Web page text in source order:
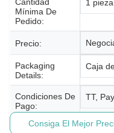
Mínima De
Pedido:
1 pieza
Precio:
Packaging
Details:
Caja
Condiciones De
Pago:
TT,
Consiga El Mejor